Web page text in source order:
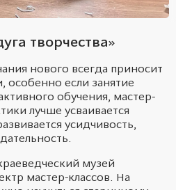
творчества»
нового всегда приносит
если занятие
обучения, мастер-
лучше усваивается
усидчивость,
музей
мастер-классов. На